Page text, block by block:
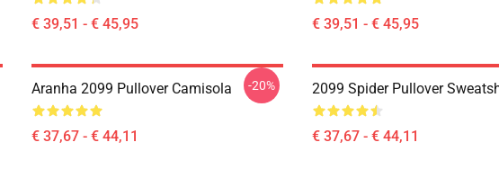
€ 39,51 - € 45,95 € 39,51 - € 45,95
Aranha 2099 Pullover Camisola
€ 37,67 - € 44,11
-20% 2099 Spider Pullover
€ 37,67 - € 44,11